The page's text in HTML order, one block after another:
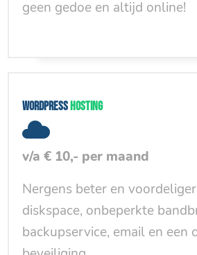
geen gedoe en altijd online!
WordPresshosting
v/a € 10,- per maand
Nergens beter en
diskspace, onbeperkte
backupservice, email en een